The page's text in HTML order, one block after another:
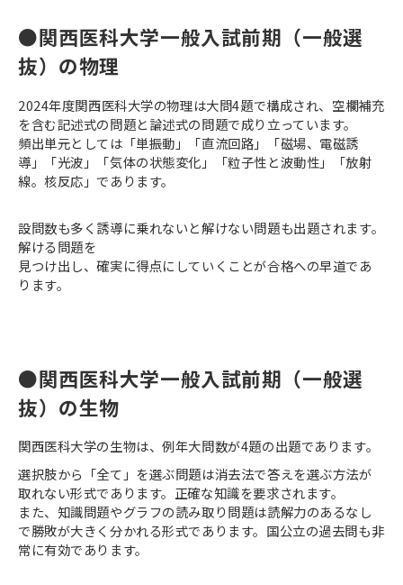
●関西医科大学一般入試前期（一般選
抜）の物理
2024年度関西医科大学の物理は大問4題で構成され、空欄補充
を含む記述式の問題と論述式の問題で成り立っています。
頻出単元としては「単振動」「直流回路」「磁場、電磁誘
導」「光波」「気体の状態変化」「粒子性と波動性」「放射
線。核反応」であります。
設問数も多く誘導に乗れないと解けない問題も出題されます。
解ける問題を
見つけ出し、確実に得点にしていくことが合格への早道であ
ります。
●関西医科大学一般入試前期（一般選
抜）の生物
関西医科大学の生物は、例年大問数が4題の出題であります。
選択肢から「全て」を選ぶ問題は消去法で答えを選ぶ方法が
取れない形式であります。正確な知識を要求されます。
また、知識問題やグラフの読み取り問題は読解力のあるなし
で勝敗が大きく分かれる形式であります。国公立の過去問も非
常に有効であります。